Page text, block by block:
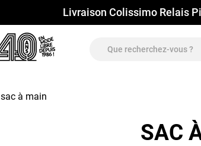
Livraison Colissimo Relais
sac à main
SAC